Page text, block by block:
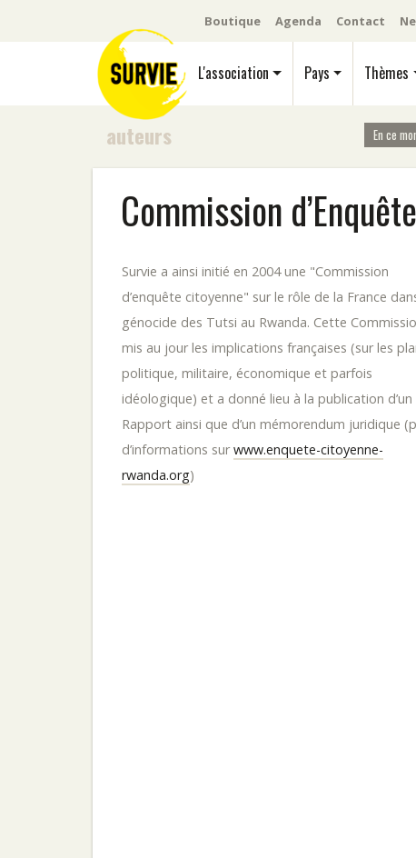
Boutique Agenda Contact
L'association Pays Thèmes
auteurs En ce
Commission
Survie a ainsi initié en 2004 une "Commission
d’enquête citoyenne" sur le rôle de la France
génocide des Tutsi au Rwanda. Cette
mis au jour les implications françaises (sur les
politique, militaire, économique et parfois
idéologique) et a donné lieu à la publication d’un
Rapport ainsi que d’un mémorendum juridique
d’informations surwww.enquete-citoyenne-
rwanda.org)